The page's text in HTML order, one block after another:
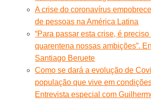
A crise do coronavírus
de pessoas na América Latina
“Para passar esta crise, é
quarentena nossas ambições”.
Santiago Beruete
Como se dará a evolução de
população que vive em
Entrevista especial com